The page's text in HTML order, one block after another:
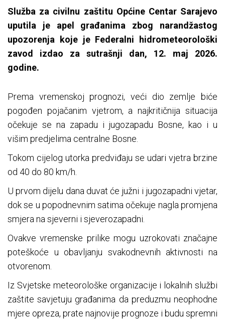
Služba za civilnu zaštitu Općine Centar Sarajevo
uputila je apel građanima zbog narandžastog
upozorenja koje je Federalni hidrometeorološki
zavod izdao za sutrašnji dan, 12. maj 2026.
godine.
Prema vremenskoj prognozi, veći dio zemlje biće
pogođen pojačanim vjetrom, a najkritičnija situacija
očekuje se na zapadu i jugozapadu Bosne, kao i u
višim predjelima centralne Bosne.
Tokom cijelog utorka predviđaju se udari vjetra brzine
od 40 do 80 km/h.
U prvom dijelu dana duvat će južni i jugozapadni vjetar,
dok se u popodnevnim satima očekuje nagla promjena
smjera na sjeverni i sjeverozapadni.
Ovakve vremenske prilike mogu uzrokovati značajne
poteškoće u obavljanju svakodnevnih aktivnosti na
otvorenom.
Iz Svjetske meteorološke organizacije i lokalnih službi
zaštite savjetuju građanima da preduzmu neophodne
mjere opreza, prate najnovije prognoze i budu spremni